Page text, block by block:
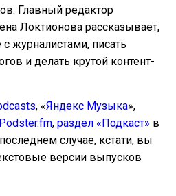
Главный редактор
Локтионова рассказывает,
журналистами, писать
и делать крутой контент-
, «Яндекс Музыка»,
Podster.fm, раздел «Подкаст» в
случае, кстати, вы
версии выпусков